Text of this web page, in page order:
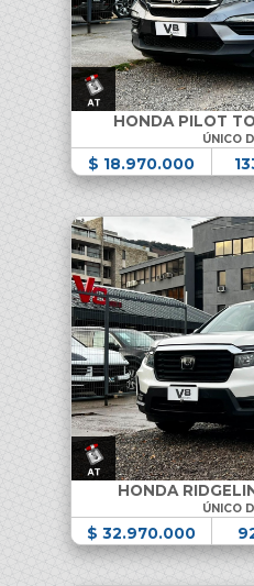
HONDA PILOT
ÚNICO
$ 18.970.000
HONDA
ÚNICO
$ 32.970.000